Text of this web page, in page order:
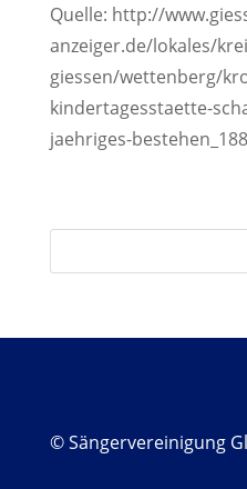
Quelle: http://
anzeiger.de/lokales/
giessen/wettenberg/
kindertagesstaette-
jaehriges-
© Sängervereinigung